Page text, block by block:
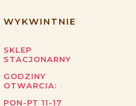
WYKWINTNIE
SKLEP
STACJONARNY
GODZINY
OTWARCIA:
PON-PT 11-17